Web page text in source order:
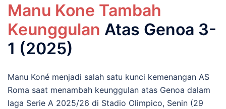
Manu Kone Tambah
Keunggulan Atas Genoa 3-
1 (2025)
Manu Koné menjadi salah satu kunci kemenangan AS
Roma saat menambah keunggulan atas Genoa dalam
laga Serie A 2025/26 di Stadio Olimpico, Senin (29